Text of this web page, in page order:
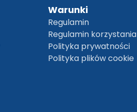
Warunki
Regulamin
Regulamin korzystania
Polityka prywatności
Polityka plików cookie